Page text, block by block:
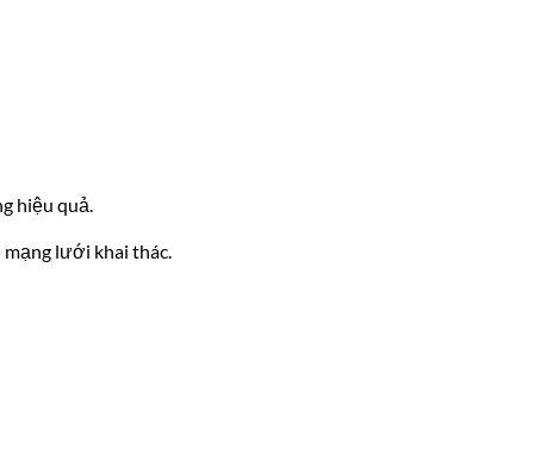
hiệu quả.
lưới khai thác.